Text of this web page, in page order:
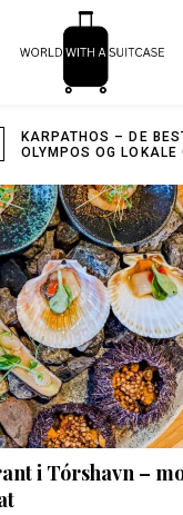
IBIZA BY –
i Tórshavn –